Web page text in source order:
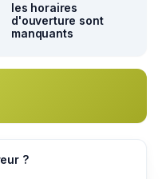
les horaires
d'ouverture sont
manquants
?